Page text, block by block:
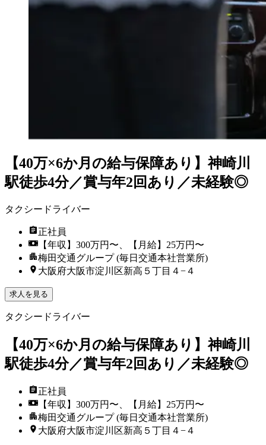
【40万×6か月の給与保障あり】神崎川
駅徒歩4分／賞与年2回あり／未経験◎
タクシードライバー
正社員
【年収】300万円〜、【月給】25万円〜
梅田交通グループ (毎日交通本社営業所)
大阪府大阪市淀川区新高５丁目４−４
求人を見る
タクシードライバー
【40万×6か月の給与保障あり】神崎川
駅徒歩4分／賞与年2回あり／未経験◎
正社員
【年収】300万円〜、【月給】25万円〜
梅田交通グループ (毎日交通本社営業所)
大阪府大阪市淀川区新高５丁目４−４